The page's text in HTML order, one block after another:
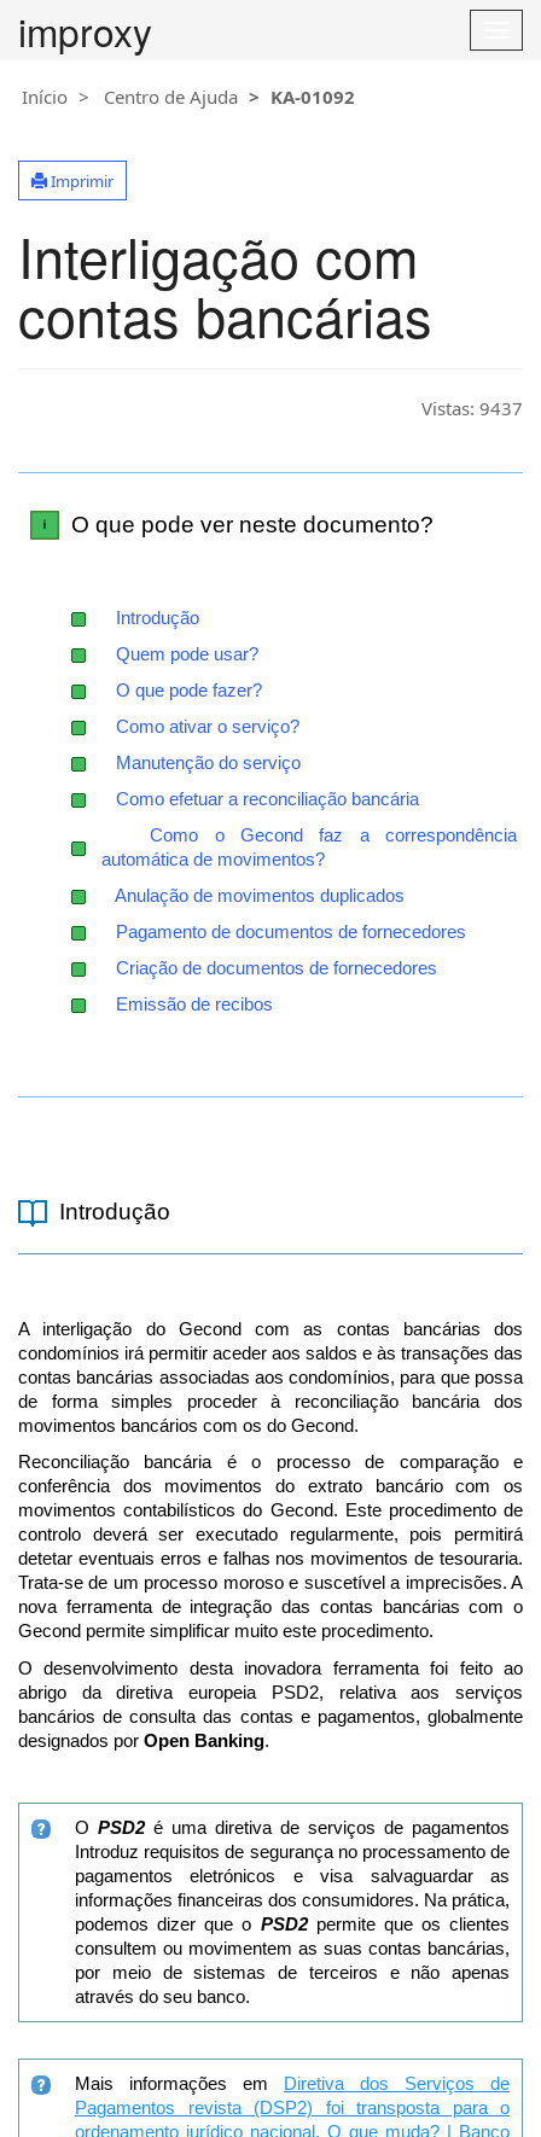
improxy
o
n
Início Centro de Ajuda KA-01092
Imprimir
Interligação com
contas bancárias
Vistas: 9437
O que pode ver neste documento?
Introdução
Quem pode usar?
O que pode fazer?
Como ativar o serviço?
Manutenção do serviço
Como efetuar a reconciliação bancária
Como o Gecond faz a correspondência
automática de movimentos?
Anulação de movimentos duplicados
Pagamento de documentos de fornecedores
Criação de documentos de fornecedores
Emissão de recibos
Introdução
A interligação do Gecond com as contas bancárias dos
condomínios irá permitir aceder aos saldos e às transações das
contas bancárias associadas aos condomínios, para que possa
de forma simples proceder à reconciliação bancária dos
movimentos bancários com os do Gecond.
Reconciliação bancária é o processo de comparação e
conferência dos movimentos do extrato bancário com os
movimentos contabilísticos do Gecond. Este procedimento de
controlo deverá ser executado regularmente, pois permitirá
detetar eventuais erros e falhas nos movimentos de tesouraria.
Trata-se de um processo moroso e suscetível a imprecisões. A
nova ferramenta de integração das contas bancárias com o
Gecond permite simplificar muito este procedimento.
O desenvolvimento desta inovadora ferramenta foi feito ao
abrigo da diretiva europeia PSD2, relativa aos serviços
bancários de consulta das contas e pagamentos, globalmente
designados por Open Banking.
O PSD2é uma diretiva de serviços de pagamentos
Introduz requisitos de segurança no processamento de
pagamentos eletrónicos e visa salvaguardar as
informações financeiras dos consumidores. Na prática,
podemos dizer que o PSD2permite que os clientes
consultem ou movimentem as suas contas bancárias,
por meio de sistemas de terceiros e não apenas
através do seu banco.
Mais informações em
Diretiva dos Serviços de
Pagamentos revista (DSP2) foi transposta para o
ordenamento jurídico nacional. O que muda? | Banco